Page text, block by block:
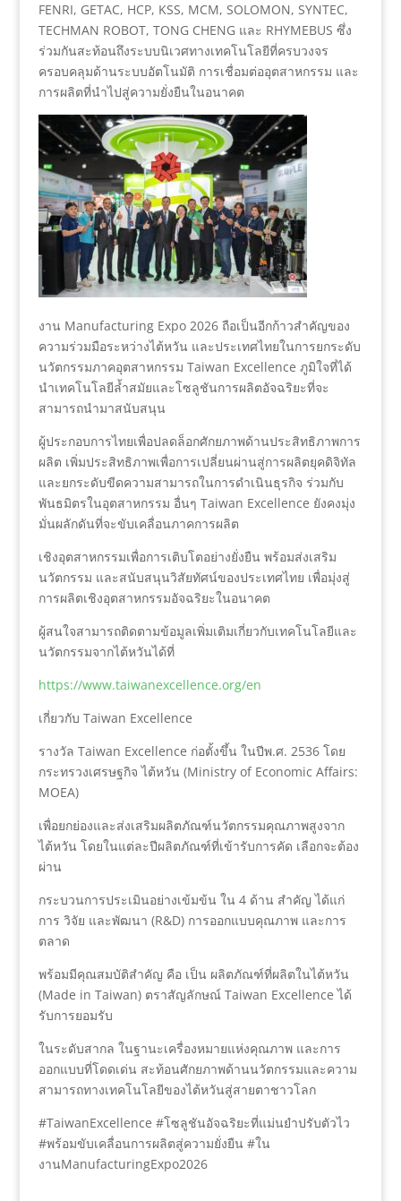
FENRI, GETAC, HCP, KSS, MCM, SOLOMON, SYNTEC,
TECHMAN ROBOT, TONG CHENG และ RHYMEBUS ซึ่ง
ร่วมกันสะท้อนถึงระบบนิเวศทางเทคโนโลยีที่ครบวงจร
ครอบคลุมด้านระบบอัตโนมัติ การเชื่อมต่ออุตสาหกรรม และ
การผลิตที่นำไปสู่ความยั่งยืนในอนาคต
งาน Manufacturing Expo 2026 ถือเป็นอีกก้าวสำคัญของ
ความร่วมมือระหว่างไต้หวัน และประเทศไทยในการยกระดับ
นวัตกรรมภาคอุตสาหกรรม Taiwan Excellence ภูมิใจที่ได้
นำเทคโนโลยีล้ำสมัยและโซลูชันการผลิตอัจฉริยะที่จะ
สามารถนำมาสนับสนุน
ผู้ประกอบการไทยเพื่อปลดล็อกศักยภาพด้านประสิทธิภาพการ
ผลิต เพิ่มประสิทธิภาพเพื่อการเปลี่ยนผ่านสู่การผลิตยุคดิจิทัล
และยกระดับขีดความสามารถในการดำเนินธุรกิจ ร่วมกับ
พันธมิตรในอุตสาหกรรม อื่นๆ Taiwan Excellence ยังคงมุ่ง
มั่นผลักดันที่จะขับเคลื่อนภาคการผลิต
เชิงอุตสาหกรรมเพื่อการเติบโตอย่างยั่งยืน พร้อมส่งเสริม
นวัตกรรม และสนับสนุนวิสัยทัศน์ของประเทศไทย เพื่อมุ่งสู่
การผลิตเชิงอุตสาหกรรมอัจฉริยะในอนาคต
ผู้สนใจสามารถติดตามข้อมูลเพิ่มเติมเกี่ยวกับเทคโนโลยีและ
นวัตกรรมจากไต้หวันได้ที่
https://www.taiwanexcellence.org/en
เกี่ยวกับ Taiwan Excellence
รางวัล Taiwan Excellence ก่อตั้งขึ้น ในปีพ.ศ. 2536 โดย
กระทรวงเศรษฐกิจ ไต้หวัน (Ministry of Economic Affairs:
MOEA)
เพื่อยกย่องและส่งเสริมผลิตภัณฑ์นวัตกรรมคุณภาพสูงจาก
ไต้หวัน โดยในแต่ละปีผลิตภัณฑ์ที่เข้ารับการคัด เลือกจะต้อง
ผ่าน
กระบวนการประเมินอย่างเข้มข้น ใน 4 ด้าน สำคัญ ได้แก่
การ วิจัย และพัฒนา (R&D) การออกแบบคุณภาพ และการ
ตลาด
พร้อมมีคุณสมบัติสำคัญ คือ เป็น ผลิตภัณฑ์ที่ผลิตในไต้หวัน
(Made in Taiwan) ตราสัญลักษณ์ Taiwan Excellence ได้
รับการยอมรับ
ในระดับสากล ในฐานะเครื่องหมายแห่งคุณภาพ และการ
ออกแบบที่โดดเด่น สะท้อนศักยภาพด้านนวัตกรรมและความ
สามารถทางเทคโนโลยีของไต้หวันสู่สายตาชาวโลก
#TaiwanExcellence #โซลูชันอัจฉริยะที่แม่นยำปรับตัวไว
#พร้อมขับเคลื่อนการผลิตสู่ความยั่งยืน #ใน
งานManufacturingExpo2026